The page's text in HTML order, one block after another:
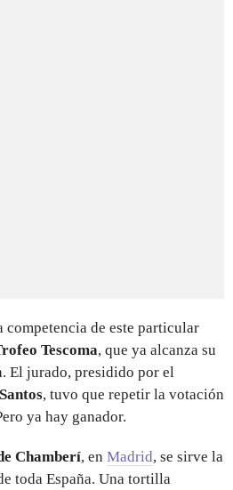
de este particular
Tescoma, que ya alcanza su
El jurado, presidido por el
, tuvo que repetir la votación
ya hay ganador.
Chamberí, en Madrid, se sirve la
toda España. Una tortilla